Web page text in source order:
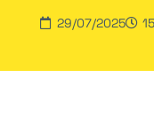
29/07/2025